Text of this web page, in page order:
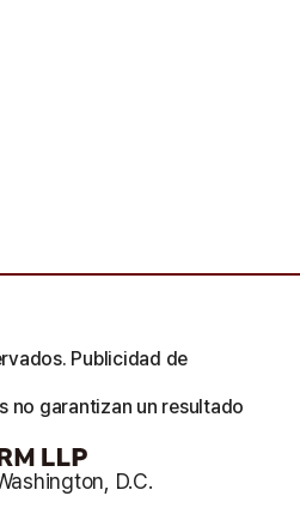
D.C.
Publicidad de
no garantizan un resultado